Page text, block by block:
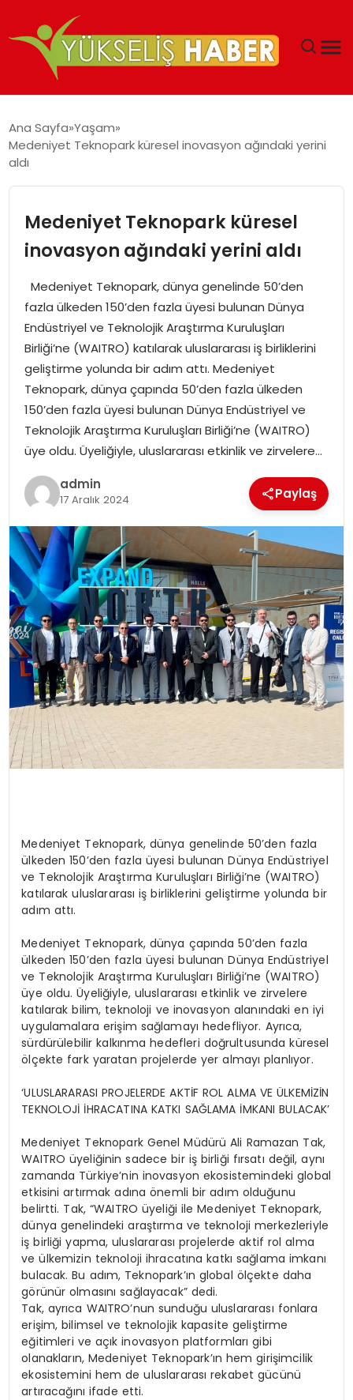
MALIYETLERINI AZALTIYOR’
Ana Sayfa Yaşam
Medeniyet Teknopark küresel inovasyon ağındaki yerini
aldı
Medeniyet Teknopark küresel
inovasyon ağındaki yerini aldı
Medeniyet Teknopark, dünya genelinde 50’den
fazla ülkeden 150’den fazla üyesi bulunan Dünya
Endüstriyel ve Teknolojik Araştırma Kuruluşları
Birliği’ne (WAITRO) katılarak uluslararası iş birliklerini
geliştirme yolunda bir adım attı. Medeniyet
Teknopark, dünya çapında 50’den fazla ülkeden
150’den fazla üyesi bulunan Dünya Endüstriyel ve
Teknolojik Araştırma Kuruluşları Birliği’ne (WAITRO)
üye oldu. Üyeliğiyle, uluslararası etkinlik ve zirvelere…
admin
17 Aralık 2024 Paylaş
Medeniyet Teknopark, dünya genelinde 50’den fazla
ülkeden 150’den fazla üyesi bulunan Dünya Endüstriyel
ve Teknolojik Araştırma Kuruluşları Birliği’ne (WAITRO)
katılarak uluslararası iş birliklerini geliştirme yolunda bir
adım attı.
Medeniyet Teknopark, dünya çapında 50’den fazla
ülkeden 150’den fazla üyesi bulunan Dünya Endüstriyel
ve Teknolojik Araştırma Kuruluşları Birliği’ne (WAITRO)
üye oldu. Üyeliğiyle, uluslararası etkinlik ve zirvelere
katılarak bilim, teknoloji ve inovasyon alanındaki en iyi
uygulamalara erişim sağlamayı hedefliyor. Ayrıca,
sürdürülebilir kalkınma hedefleri doğrultusunda küresel
ölçekte fark yaratan projelerde yer almayı planlıyor.
‘ULUSLARARASI PROJELERDE AKTİF ROL ALMA VE ÜLKEMİZİN
TEKNOLOJİ İHRACATINA KATKI SAĞLAMA İMKANI BULACAK’
Medeniyet Teknopark Genel Müdürü Ali Ramazan Tak,
WAITRO üyeliğinin sadece bir iş birliği fırsatı değil, aynı
zamanda Türkiye’nin inovasyon ekosistemindeki global
etkisini artırmak adına önemli bir adım olduğunu
belirtti. Tak, “WAITRO üyeliği ile Medeniyet Teknopark,
dünya genelindeki araştırma ve teknoloji merkezleriyle
iş birliği yapma, uluslararası projelerde aktif rol alma
ve ülkemizin teknoloji ihracatına katkı sağlama imkanı
bulacak. Bu adım, Teknopark’ın global ölçekte daha
görünür olmasını sağlayacak” dedi.
Tak, ayrıca WAITRO’nun sunduğu uluslararası fonlara
erişim, bilimsel ve teknolojik kapasite geliştirme
eğitimleri ve açık inovasyon platformları gibi
olanakların, Medeniyet Teknopark’ın hem girişimcilik
ekosistemini hem de uluslararası rekabet gücünü
artıracağını ifade etti.